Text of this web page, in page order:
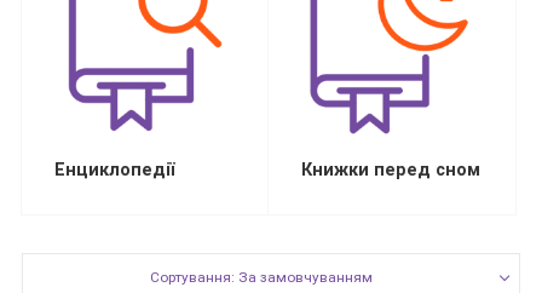
Енциклопедії Книжки перед сном
Сортування: За замовчуванням